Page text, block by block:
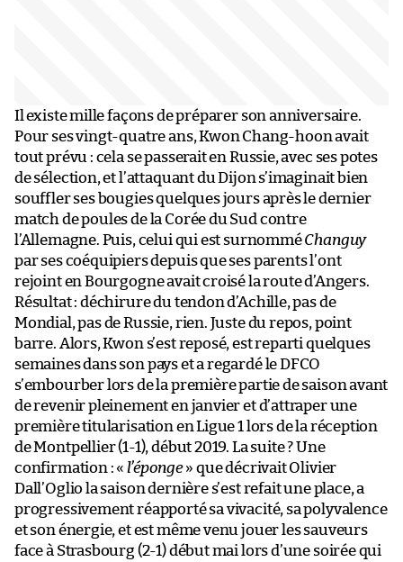
Il existe mille façons de préparer son anniversaire.
Pour ses vingt-quatre ans, Kwon Chang-hoon avait
tout prévu : cela se passerait en Russie, avec ses potes
de sélection, et l’attaquant du Dijon s’imaginait bien
souffler ses bougies quelques jours après le dernier
match de poules de la Corée du Sud contre
l’Allemagne. Puis, celui qui est surnomméChanguy
par ses coéquipiers depuis que ses parents l’ont
rejoint en Bourgogne avait croisé la route d’Angers.
Résultat : déchirure du tendon d’Achille, pas de
Mondial, pas de Russie, rien. Juste du repos, point
barre. Alors, Kwon s’est reposé, est reparti quelques
semaines dans son pays et a regardé le DFCO
s’embourber lors de la première partie de saison avant
de revenir pleinement en janvier et d’attraper une
première titularisation en Ligue 1 lors de la réception
de Montpellier (1-1), début 2019. La suite ? Une
confirmation : « l’éponge» que décrivait Olivier
Dall’Oglio la saison dernière s’est refait une place, a
progressivement réapporté sa vivacité, sa polyvalence
et son énergie, et est même venu jouer les sauveurs
face à Strasbourg (2-1) début mai lors d’une soirée qui